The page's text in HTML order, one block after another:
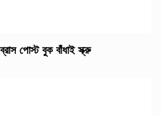
পোস্ট বুক বাঁধাই স্ক্রু